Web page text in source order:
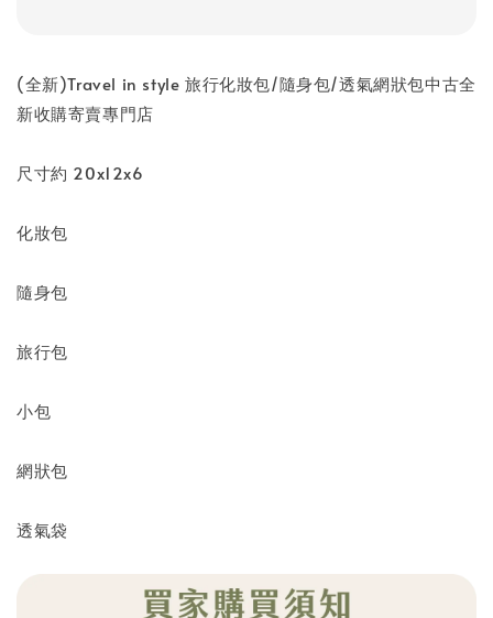
(全新)Travel in style 旅行化妝包/隨身包/透氣網狀包中古全
新收購寄賣專門店
尺寸約 20x12x6
化妝包
隨身包
旅行包
小包
網狀包
透氣袋